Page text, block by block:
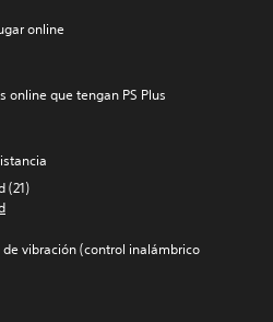
online
online que tengan PS Plus
(21)
vibración (control inalámbrico